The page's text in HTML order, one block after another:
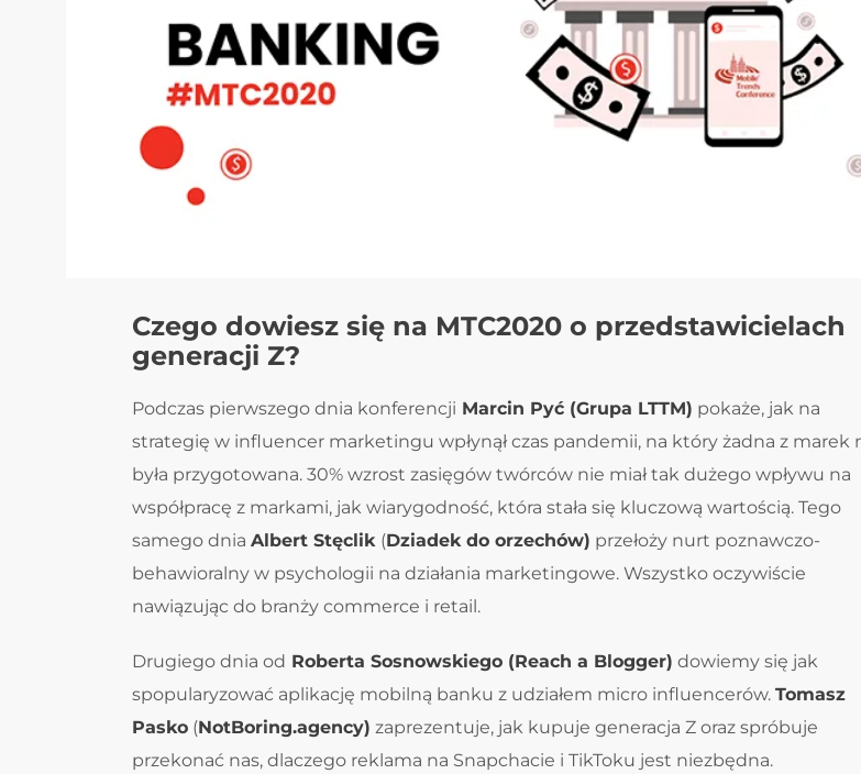
Czego dowiesz się na MTC2020 o przedstawicielach
generacji Z?
Podczas pierwszego dnia konferencji Marcin Pyć (Grupa LTTM) pokaże, jak na
strategię w influencer marketingu wpłynął czas pandemii, na który żadna z marek
była przygotowana. 30% wzrost zasięgów twórców nie miał tak dużego wpływu na
współpracę z markami, jak wiarygodność, która stała się kluczową wartością. Tego
samego dnia Albert Stęclik (Dziadek do orzechów) przełoży nurt poznawczo-
behawioralny w psychologii na działania marketingowe. Wszystko oczywiście
nawiązując do branży commerce i retail.
Drugiego dnia od Roberta Sosnowskiego (Reach a Blogger) dowiemy się jak
spopularyzować aplikację mobilną banku z udziałem micro influencerów. Tomasz
Pasko (NotBoring.agency) zaprezentuje, jak kupuje generacja Z oraz spróbuje
przekonać nas, dlaczego reklama na Snapchacie i TikToku jest niezbędna.